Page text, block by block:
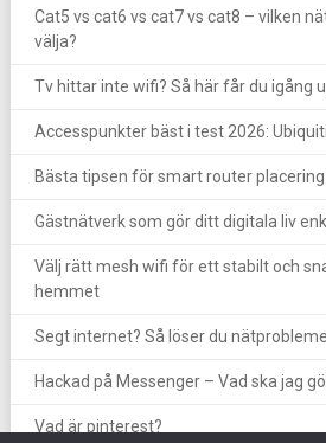
Cat5 vs cat6 vs cat7 vs cat8 – vilken
välja?
Tv hittar inte wifi? Så här får du igång
Accesspunkter bäst i test 2026:
Bästa tipsen för smart router
Gästnätverk som gör ditt digitala liv
Välj rätt mesh wifi för ett stabilt och
hemmet
Segt internet? Så löser du
Hackad på Messenger – Vad ska jag
Vad är pinterest?